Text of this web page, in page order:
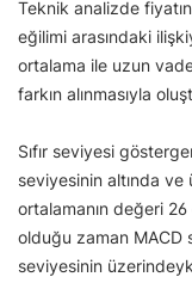
Teknik analizde
eğilimi arasındaki
ortalama ile uzun
farkın alınmasıyla
Sıfır seviyesi
seviyesinin altında
ortalamanın değeri
olduğu zaman MACD
seviyesinin